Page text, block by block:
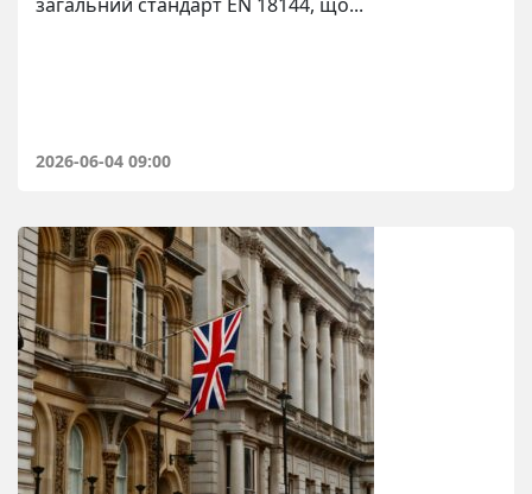
2026-06-04 09:00